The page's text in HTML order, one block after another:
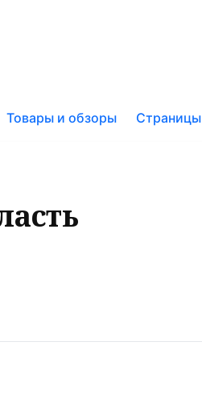
Товары и обзоры Страницы